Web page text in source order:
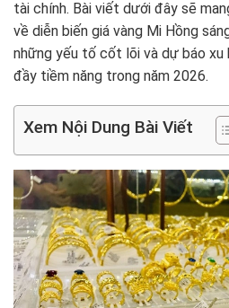
tài chính. Bài viết dưới đây sẽ
về diễn biến giá vàng Mi Hồng
những yếu tố cốt lõi và dự báo
đầy tiềm năng trong năm 2026.
Xem Nội Dung Bài Viết